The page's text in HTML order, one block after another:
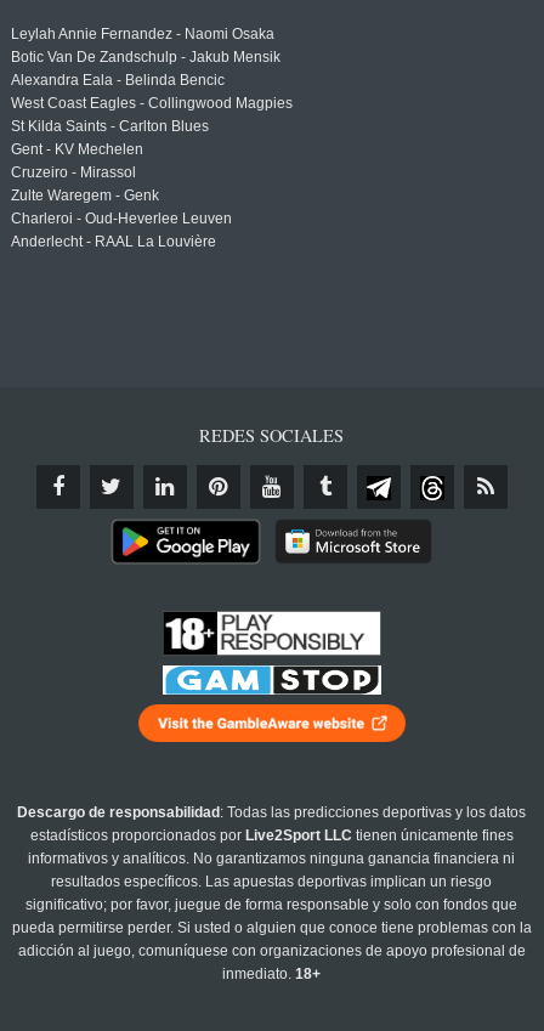
Leylah Annie Fernandez - Naomi Osaka
Botic Van De Zandschulp - Jakub Mensik
Alexandra Eala - Belinda Bencic
West Coast Eagles - Collingwood Magpies
St Kilda Saints - Carlton Blues
Gent - KV Mechelen
Cruzeiro - Mirassol
Zulte Waregem - Genk
Charleroi - Oud-Heverlee Leuven
Anderlecht - RAAL La Louvière
REDES SOCIALES
Descargo de responsabilidad : Todas las predicciones deportivas y los datos
estadísticos proporcionados por Live2Sport LLC tienen únicamente fines
informativos y analíticos. No garantizamos ninguna ganancia financiera ni
resultados específicos. Las apuestas deportivas implican un riesgo
significativo; por favor, juegue de forma responsable y solo con fondos que
pueda permitirse perder. Si usted o alguien que conoce tiene problemas con la
adicción al juego, comuníquese con organizaciones de apoyo profesional de
inmediato.18+